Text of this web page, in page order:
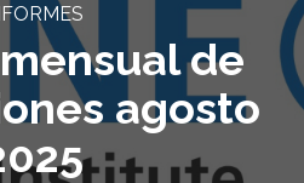
de
agosto